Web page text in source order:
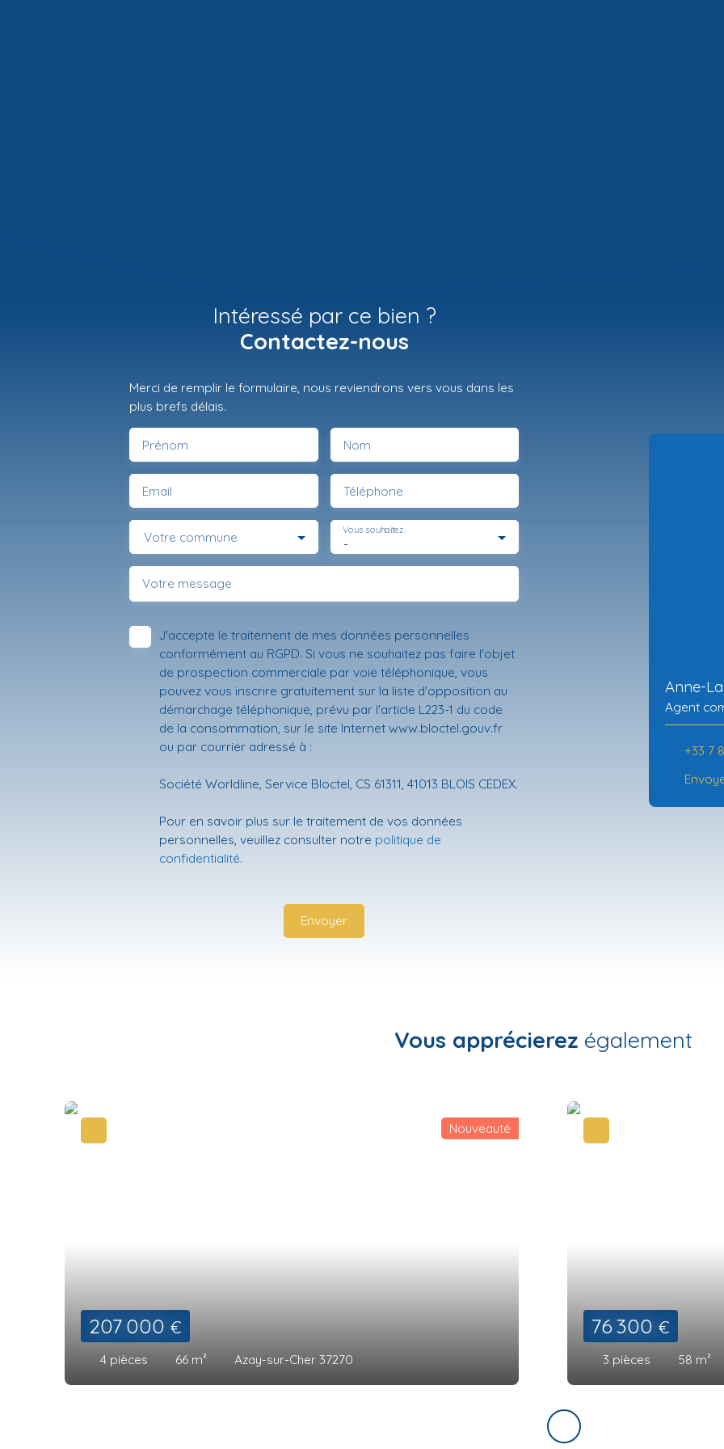
Intéressé par ce bien ?
Contactez-nous
Merci de remplir le formulaire, nous reviendrons vers vous dans les
plus brefs délais.
Prénom Nom
Email Téléphone
Votre commune -
Vous souhaitez
Votre message
J'accepte le traitement de mes données personnelles
conformément au RGPD. Si vous ne souhaitez pas faire l'objet
de prospection commerciale par voie téléphonique, vous
pouvez vous inscrire gratuitement sur la liste d'opposition au
démarchage téléphonique, prévu par l'article L223-1 du code
de la consommation, sur le site Internet www.bloctel.gouv.fr
ou par courrier adressé à :
Société Worldline, Service Bloctel, CS 61311, 41013 BLOIS CEDEX.
Pour en savoir plus sur le traitement de vos données
personnelles, veuillez consulter notre politique de
confidentialité.
Envoyer
Anne-
Agent
+33 7
Vous apprécierez également
207 000 €
4 pièces 66 m² Azay-sur-Cher 37270
Nouveauté
76 300 €
3 pièces 58 m²